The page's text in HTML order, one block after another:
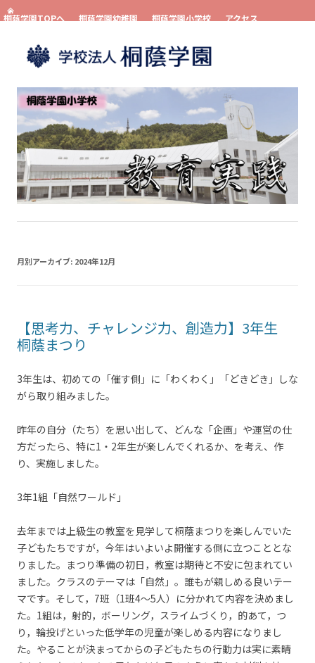
桐蔭学園TOPへ 桐蔭学園幼稚園 桐蔭学園小学校
アクセス
コンテンツへスキップ
月別アーカイブ: 2024年12月
【思考力、チャレンジ力、創造力】3年生
桐蔭まつり
3年生は、初めての「催す側」に「わくわく」「どきどき」しな
がら取り組みました。
昨年の自分（たち）を思い出して、どんな「企画」や運営の仕
方だったら、特に1・2年生が楽しんでくれるか、を考え、作
り、実施しました。
3年1組「自然ワールド」
去年までは上級生の教室を見学して桐蔭まつりを楽しんでいた
子どもたちですが，今年はいよいよ開催する側に立つこととな
りました。まつり準備の初日，教室は期待と不安に包まれてい
ました。クラスのテーマは「自然」。誰もが親しめる良いテー
マです。そして，7班（1班4～5人）に分かれて内容を決めまし
た。1組は，射的，ボーリング，スライムづくり，的あて，つ
り，輪投げといった低学年の児童が楽しめる内容になりまし
た。やることが決まってからの子どもたちの行動力は実に素晴